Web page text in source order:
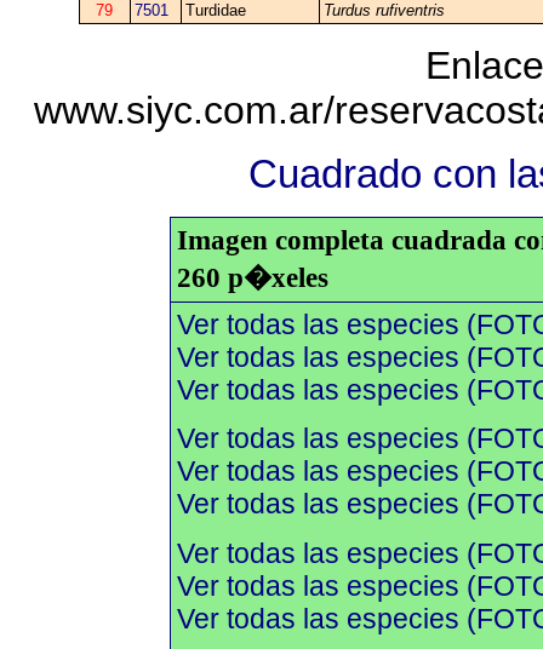
79
7501 Turdidae Turdus rufiventris
www.siyc.com.ar/
Cuadrado con
Imagen completa cuadrada
260 p�xeles
Ver todas las especies
Ver todas las especies
Ver todas las especies
Ver todas las especies
Ver todas las especies
Ver todas las especies
Ver todas las especies
Ver todas las especies
Ver todas las especies